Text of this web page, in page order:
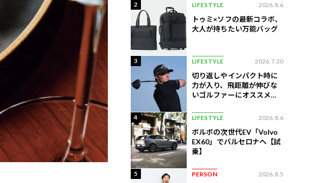
2 LIFESTYLE 2026.8.6
トゥミ×ソフの最新コラボ、
大人が持ちたい万能バッグ
3 LIFESTYLE 2026.7.30
切り返しやインパクト時に
力が入り、飛距離が伸びな
いゴルファーにオススメの
4 LIFESTYLE 2026.8.6
ボルボの次世代EV「Volvo
EX60」でバルセロナへ【試
乗】
5 PERSON 2026.8.5